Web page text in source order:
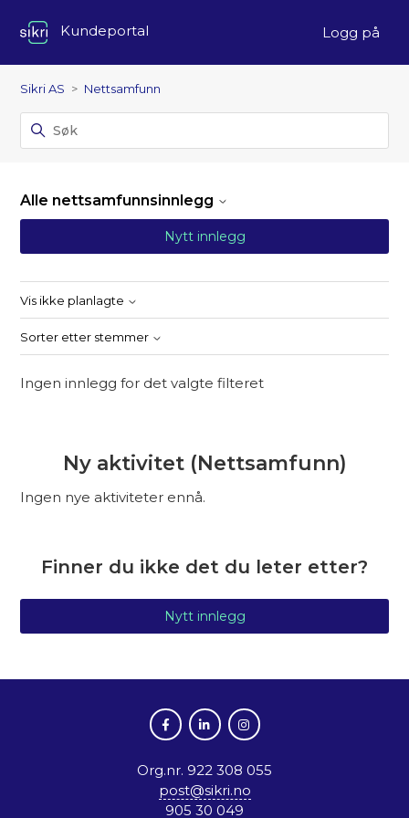
Kundeportal Logg på
Nettsamfunn
Sikri AS Nettsamfunn
Alle nettsamfunnsinnlegg
Nytt innlegg
Vis ikke planlagte
Sorter etter stemmer
Ingen innlegg for det valgte filteret
Ny aktivitet (Nettsamfunn)
Ingen nye aktiviteter ennå.
Finner du ikke det du leter etter?
Nytt innlegg
Org.nr. 922 308 055
post@sikri.no
905 30 049